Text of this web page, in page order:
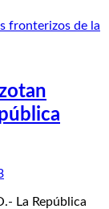
La República